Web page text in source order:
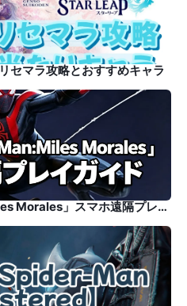
セマラ攻略とおすすめキャラ
「Marvel’s Spider-Man:Miles Morales」スマホ遠隔プレイガイド